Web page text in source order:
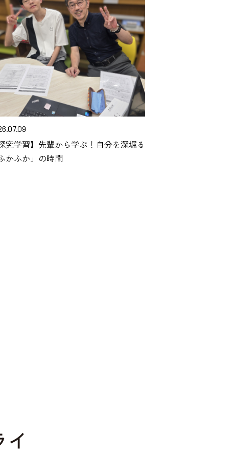
究学習】先輩から学ぶ！自分を深堀る
かふか」の時間